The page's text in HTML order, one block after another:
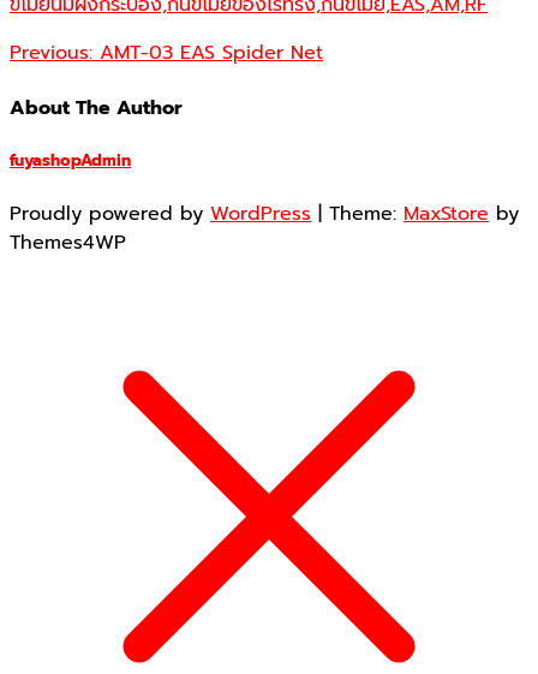
Previous:AMT-03 EAS Spider Net
About The Author
fuyashopAdmin
Proudly powered by WordPress | Theme: MaxStore by
Themes4WP